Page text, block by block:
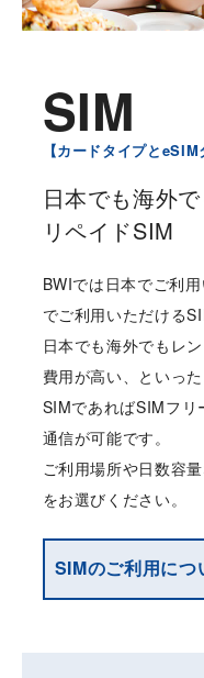
SIM
【カードタイプとeSIM
日本でも海外
リペイドSIM
BWIでは日本でご利
でご利用いただける
日本でも海外でもレ
費用が高い、といっ
SIMであればSIMフリ
通信が可能です。
ご利用場所や日数容
をお選びください。
SIMのご利用につ